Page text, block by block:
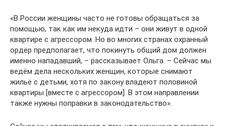
«В России женщины часто не готовы обращаться за
помощью, так как им некуда идти – они живут в одной
квартире с агрессором. Но во многих странах охранный
ордер предполагает, что покинуть общий дом должен
именно нападавший, – рассказывает Ольга. – Сейчас мы
ведём дела нескольких женщин, которые снимают
жильё с детьми, хотя по закону владеют половиной
квартиры [вместе с агрессором]. В этом направлении
также нужны поправки в законодательство».